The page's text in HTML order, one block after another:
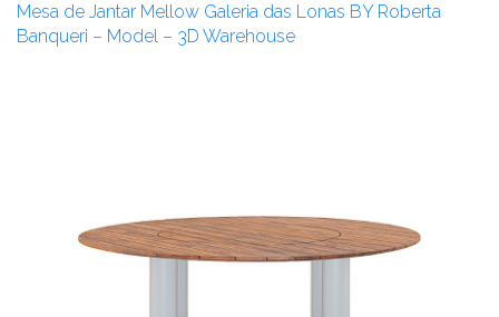
Mesa de Jantar Mellow Galeria das Lonas BY Roberta
Banqueri – Model – 3D Warehouse